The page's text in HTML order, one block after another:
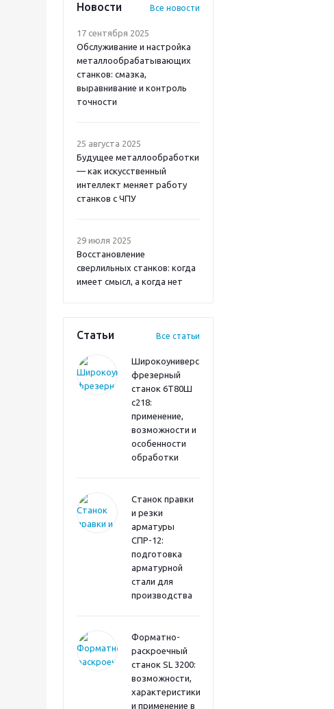
Новости Все новости
17 сентября 2025
Обслуживание и настройка
металлообрабатывающих
станков: смазка,
выравнивание и контроль
точности
25 августа 2025
Будущее металлообработки
— как искусственный
интеллект меняет работу
станков с ЧПУ
29 июля 2025
Восстановление
сверлильных станков: когда
имеет смысл, а когда нет
Статьи Все статьи
Широкоуниверсальный
фрезерный
станок 6Т80Ш
с218:
применение,
возможности и
особенности
обработки
Станок правки
и резки
арматуры
СПР-12:
подготовка
арматурной
стали для
производства
Форматно-
раскроечный
станок SL 3200:
возможности,
характеристики
и применение в